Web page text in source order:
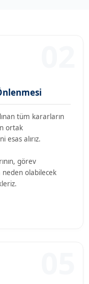
tüm kararların
ortak
alırız.
görev
neden olabilecek